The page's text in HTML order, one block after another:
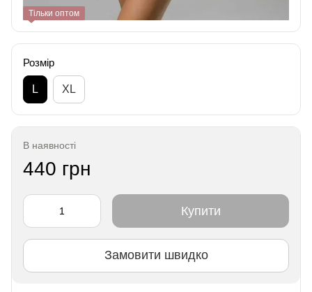
Тільки оптом
Розмір
L XL
В наявності
440 грн
Купити
Замовити швидко